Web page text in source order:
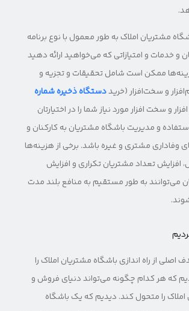
مشتریان املاک به طور معمول با نوع برنامه
و خدمات و امتیازاتی که می‌خواهید ارائه دهید
ممکن است شامل تحقیقات و تجزیه و
و سخت‌افزار (خریددستگاه ذخیره شماره
و سخت افزار مورد نیاز شما را در اختیارتان
و مدیریت باشگاه مشتریان به کارکنان و
وفاداری مشتری و غیره باشد. برخی از هزینه‌ها
افزایش تعداد مشتریان تکراری و افزایش
می‌توانند به طور مستقیم به منافع بلند مدت
مطلب، ۴ هدف اصلی از راه اندازی باشگاه مشتریان املاک را
که هر کدام چگونه می‌تواند دنیای فروش و
را متحول کند. دیدیم که یک باشگاه